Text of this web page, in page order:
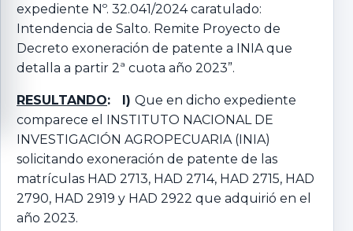
expediente Nº. 32.041/2024 caratulado:
Intendencia de Salto. Remite Proyecto de
Decreto exoneración de patente a INIA que
detalla a partir 2ª cuota año 2023”.
RESULTANDO: I) Que en dicho expediente
comparece el INSTITUTO NACIONAL DE
INVESTIGACIÓN AGROPECUARIA (INIA)
solicitando exoneración de patente de las
matrículas HAD 2713, HAD 2714, HAD 2715, HAD
2790, HAD 2919 y HAD 2922 que adquirió en el
año 2023.